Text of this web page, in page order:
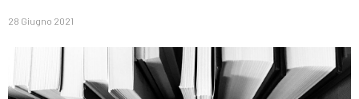
28 Giugno 2021